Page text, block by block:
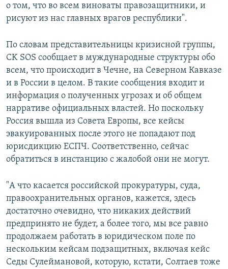
о том, что во всем виноваты правозащитники, и
рисуют из нас главных врагов республики".
По словам представительницы кризисной группы,
CK SOS сообщает в муждународные структуры обо
всем, что происходит в Чечне, на Северном Кавказе
и в России в целом. В такие сообщения входит и
информация о полученных угрозах и об общем
нарративе официальных властей. Но поскольку
Россия вышла из Совета Европы, все кейсы
эвакуированных после этого не попадают под
юрисдикцию ЕСПЧ. Соответственно, сейчас
обратиться в инстанцию с жалобой они не могут.
"А что касается российской прокуратуры, суда,
правоохранительных органов, кажется, здесь
достаточно очевидно, что никаких действий
предпринято не будет, а более того, мы все равно
продолжаем работать в юридическом поле по
нескольким кейсам подзащитных, включая кейс
Седы Сулеймановой, которую, кстати, Солтаев тоже